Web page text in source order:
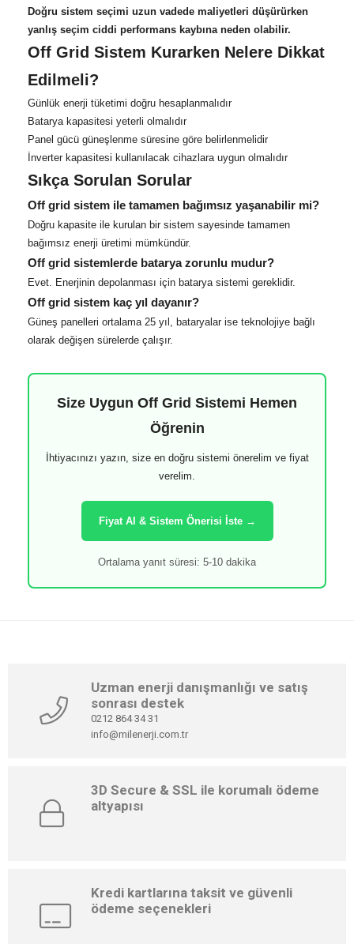
Doğru sistem seçimi uzun vadede maliyetleri düşürürken
yanlış seçim ciddi performans kaybına neden olabilir.
Off Grid Sistem Kurarken Nelere Dikkat
Edilmeli?
Günlük enerji tüketimi doğru hesaplanmalıdır
Batarya kapasitesi yeterli olmalıdır
Panel gücü güneşlenme süresine göre belirlenmelidir
İnverter kapasitesi kullanılacak cihazlara uygun olmalıdır
Sıkça Sorulan Sorular
Off grid sistem ile tamamen bağımsız yaşanabilir mi?
Doğru kapasite ile kurulan bir sistem sayesinde tamamen
bağımsız enerji üretimi mümkündür.
Off grid sistemlerde batarya zorunlu mudur?
Evet. Enerjinin depolanması için batarya sistemi gereklidir.
Off grid sistem kaç yıl dayanır?
Güneş panelleri ortalama 25 yıl, bataryalar ise teknolojiye bağlı
olarak değişen sürelerde çalışır.
Size Uygun Off Grid Sistemi Hemen
Öğrenin
İhtiyacınızı yazın, size en doğru sistemi önerelim ve fiyat
verelim.
Fiyat Al & Sistem Önerisi İste →
Ortalama yanıt süresi: 5-10 dakika
Uzman enerji danışmanlığı ve satış
sonrası destek
0212 864 34 31
info@milenerji.com.tr
3D Secure & SSL ile korumalı ödeme
altyapısı
Kredi kartlarına taksit ve güvenli
ödeme seçenekleri